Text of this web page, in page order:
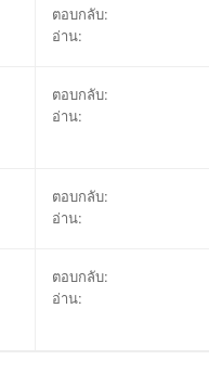
ตอบกลับ:
อ่าน:
ตอบกลับ:
อ่าน:
ตอบกลับ:
อ่าน:
ตอบกลับ:
อ่าน: